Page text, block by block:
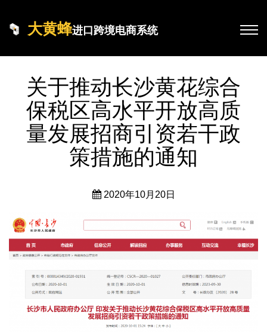
大黄蜂进口跨境电商系统
关于推动长沙黄花综合
保税区高水平开放高质
量发展招商引资若干政
策措施的通知
2020年10月20日